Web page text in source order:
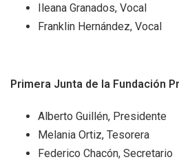
Ileana Granados, Vocal
Franklin Hernández, Vocal
Primera Junta de la Fundación
Alberto Guillén, Presidente
Melania Ortiz, Tesorera
Federico Chacón, Secretario